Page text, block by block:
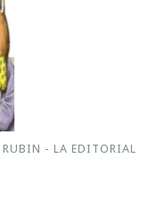
RUBIN - LA EDITORIAL